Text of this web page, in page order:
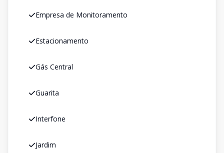
Empresa de Monitoramento
Estacionamento
Gás Central
Guarita
Interfone
Jardim